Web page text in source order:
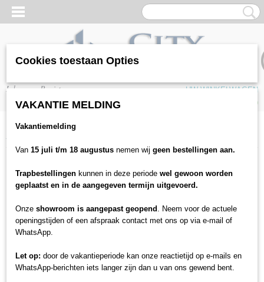
Inloggen Registreren
UW WINKELWAGEN
(0)
Home
Cookies toestaan Opties
VAKANTIE MELDING
Vakantiemelding
Van 15 juli t/m 18 augustus nemen wij geen bestellingen aan.
Trapbestellingen kunnen in deze periode wel gewoon worden
geplaatst en in de aangegeven termijn uitgevoerd.
Onze showroom is aangepast geopend . Neem voor de actuele
openingstijden of een afspraak contact met ons op via e-mail of
WhatsApp.
Let op: door de vakantieperiode kan onze reactietijd op e-mails en
WhatsApp-berichten iets langer zijn dan u van ons gewend bent.